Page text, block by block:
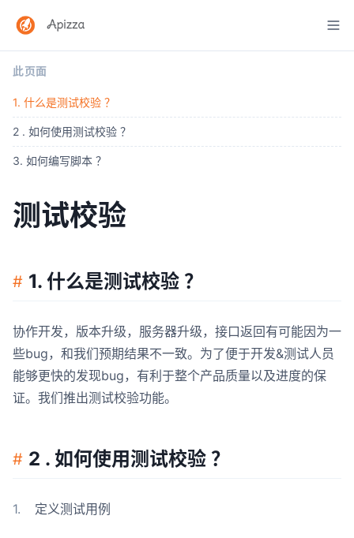
测试校验
1. 什么是测试校验 ？
协作开发，版本升级，服务器升级，接口返回有可能因为一
些bug，和我们预期结果不一致。为了便于开发&测试人员
能够更快的发现bug，有利于整个产品质量以及进度的保
证。我们推出测试校验功能。
2 . 如何使用测试校验 ？
定义测试用例
此页面
1. 什么是测试校验 ？
2 . 如何使用测试校验 ？
3. 如何编写脚本 ？